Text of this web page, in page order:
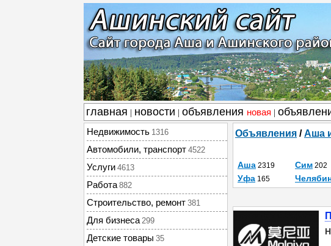
главная новости объявления новая
Недвижимость 1316
Автомобили, транспорт 4522
Услуги 4613
Работа 882
Строительство, ремонт 381
Для бизнеса 299
Детские товары 35
Объявления /Аша
Аша 2319 Сим 202
Уфа 165